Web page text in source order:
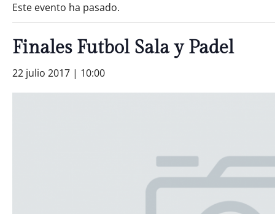
Este evento ha pasado.
Finales Futbol Sala y Padel
22 julio 2017 | 10:00